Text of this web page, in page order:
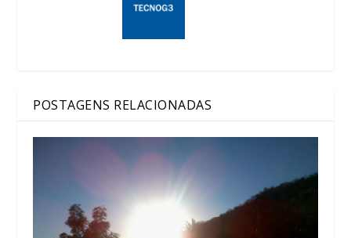
POSTAGENS RELACIONADAS